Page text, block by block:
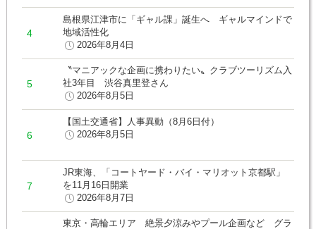
島根県江津市に「ギャル課」誕生へ ギャルマインドで
地域活性化
2026年8月4日
〝マニアックな企画に携わりたい〟クラブツーリズム入
社3年目 渋谷真里登さん
2026年8月5日
【国土交通省】人事異動（8月6日付）
2026年8月5日
JR東海、「コートヤード・バイ・マリオット京都駅」
を11月16日開業
2026年8月7日
東京・高輪エリア 絶景夕涼みやプール企画など グラ